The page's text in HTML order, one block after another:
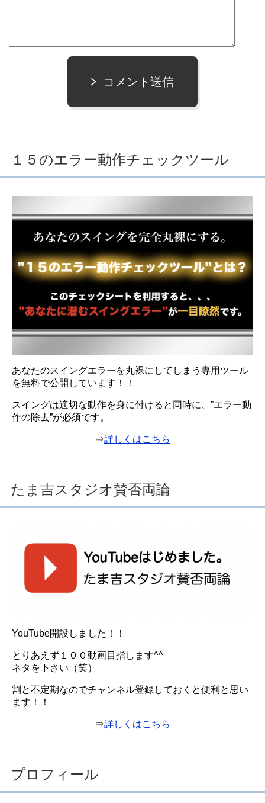
コメント送信
１５のエラー動作チェックツール
あなたのスイングエラーを丸裸にしてしまう専用ツール
を無料で公開しています！！
スイングは適切な動作を身に付けると同時に、”エラー動
作の除去”が必須です。
⇒詳しくはこちら
たま吉スタジオ賛否両論
YouTube開設しました！！
とりあえず１００動画目指します^^
ネタを下さい（笑）
割と不定期なのでチャンネル登録しておくと便利と思い
ます！！
⇒詳しくはこちら
プロフィール